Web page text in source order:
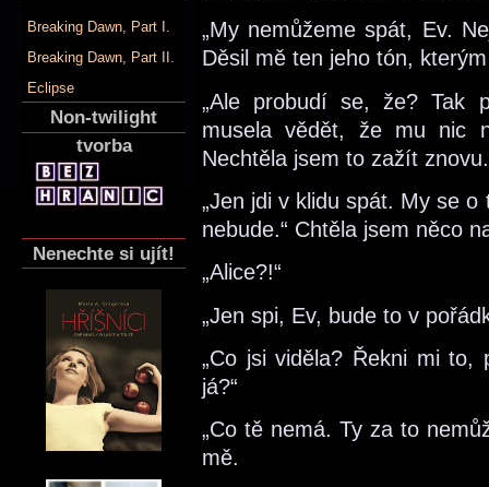
Breaking Dawn, Part I.
Breaking Dawn, Part II.
Eclipse
Non-twilight
tvorba
Nenechte si ujít!
„My nemůžeme spát, Ev.
Děsil mě ten jeho tón,
„Ale probudí se, že? Tak
musela vědět, že mu nic
Nechtěla jsem to zažít znovu.
„Jen jdi v klidu spát. My se
nebude.“ Chtěla jsem něco
„Alice?!“
„Jen spi, Ev, bude to v
„Co jsi viděla? Řekni mi
já?“
„Co tě nemá. Ty za to
mě.